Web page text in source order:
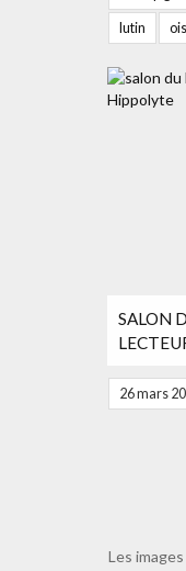
lutin
SALON
26 mars
Les